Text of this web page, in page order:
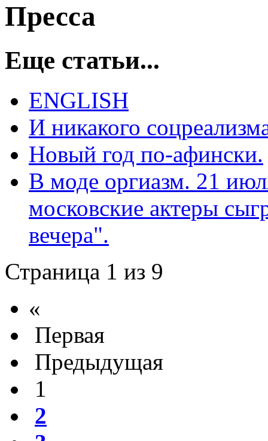
Пресса
Еще статьи...
ENGLISH
И никакого
Новый год по-афински.
В моде оргиазм. 21
московские актеры
вечера".
Страница 1 из 9
«
Первая
Предыдущая
1
2